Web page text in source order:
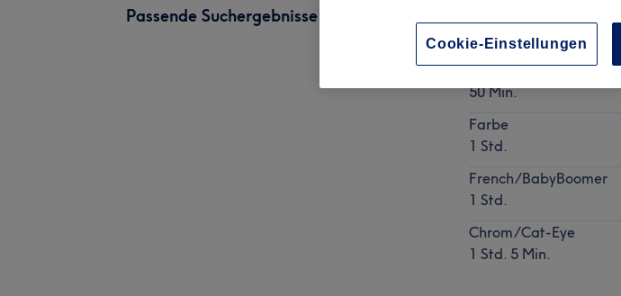
Passende Suchergebnisse
Details anzeigen
Natur
50 Min.
Farbe
1 Std.
French/BabyBoomer
1 Std.
Chrom/Cat-Eye
1 Std. 5 Min.
Cookie-Einstellungen